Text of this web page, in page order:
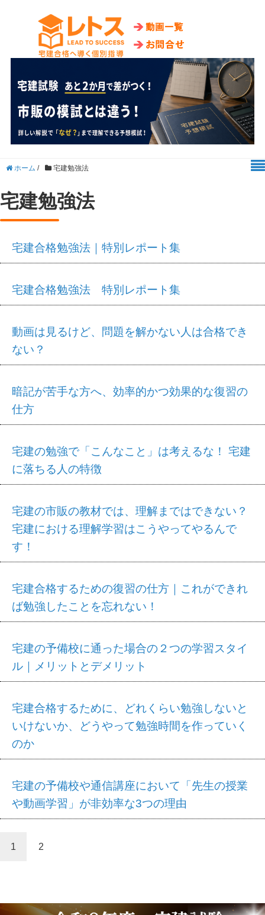
ホーム / 宅建勉強法
宅建勉強法
宅建合格勉強法｜特別レポート集
宅建合格勉強法 特別レポート集
動画は見るけど、問題を解かない人は合格でき
ない？
暗記が苦手な方へ、効率的かつ効果的な復習の
仕方
宅建の勉強で「こんなこと」は考えるな！ 宅建
に落ちる人の特徴
宅建の市販の教材では、理解まではできない？
宅建における理解学習はこうやってやるんで
す！
宅建合格するための復習の仕方｜これができれ
ば勉強したことを忘れない！
宅建の予備校に通った場合の２つの学習スタイ
ル｜メリットとデメリット
宅建合格するために、どれくらい勉強しないと
いけないか、どうやって勉強時間を作っていく
のか
宅建の予備校や通信講座において「先生の授業
や動画学習」が非効率な3つの理由
1 2